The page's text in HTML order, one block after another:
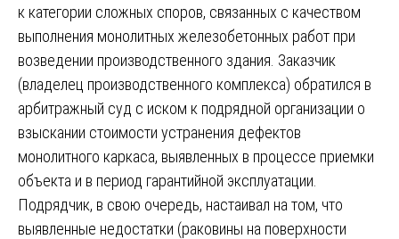
к категории сложных споров, связанных с качеством
выполнения монолитных железобетонных работ при
возведении производственного здания. Заказчик
(владелец производственного комплекса) обратился в
арбитражный суд с иском к подрядной организации о
взыскании стоимости устранения дефектов
монолитного каркаса, выявленных в процессе приемки
объекта и в период гарантийной эксплуатации.
Подрядчик, в свою очередь, настаивал на том, что
выявленные недостатки (раковины на поверхности